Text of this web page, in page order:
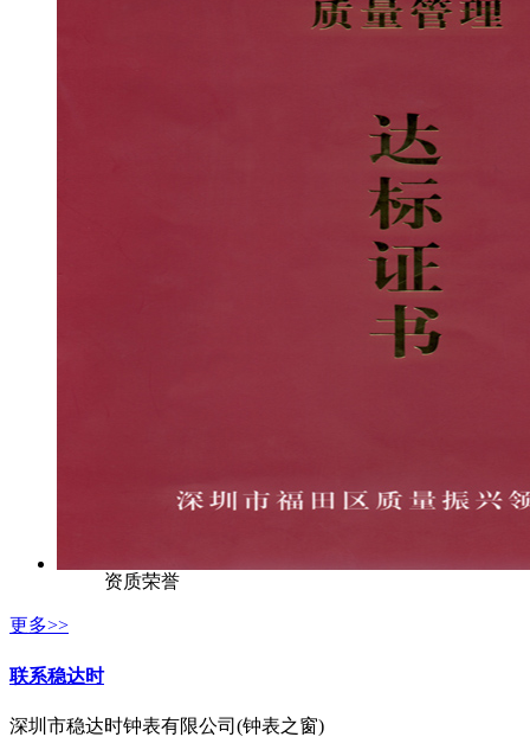
资质荣誉
更多>>
联系稳达时
深圳市稳达时钟表有限公司(钟表之窗)